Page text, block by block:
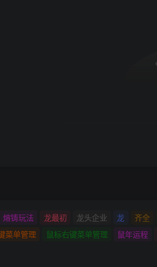
熔铸玩法 龙最初 龙头企业 龙 齐全
菜单管理
鼠标右键菜单管理 鼠年运程